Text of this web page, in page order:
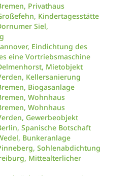
Privathaus
Kindertagesstätte
Siel,
Eindichtung des
eine Vortriebsmaschine
Mietobjekt
Kellersanierung
Biogasanlage
Wohnhaus
Wohnhaus
Gewerbeobjekt
Spanische Botschaft
Bunkeranlage
Sohlenabdichtung
Mittealterlicher